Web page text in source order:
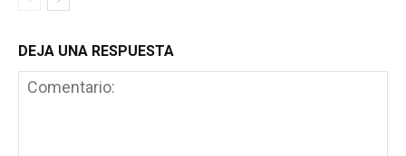
DEJA UNA RESPUESTA